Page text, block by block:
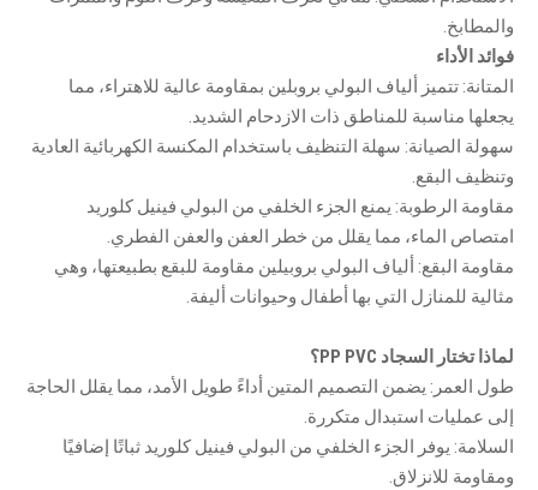
والمطابخ.
فوائد الأداء
المتانة: تتميز ألياف البولي بروبلين بمقاومة عالية للاهتراء، مما
يجعلها مناسبة للمناطق ذات الازدحام الشديد.
سهولة الصيانة: سهلة التنظيف باستخدام المكنسة الكهربائية العادية
وتنظيف البقع.
مقاومة الرطوبة: يمنع الجزء الخلفي من البولي فينيل كلوريد
امتصاص الماء، مما يقلل من خطر العفن والعفن الفطري.
مقاومة البقع: ألياف البولي بروبيلين مقاومة للبقع بطبيعتها، وهي
مثالية للمنازل التي بها أطفال وحيوانات أليفة.
لماذا تختار السجاد PP PVC؟
طول العمر: يضمن التصميم المتين أداءً طويل الأمد، مما يقلل الحاجة
إلى عمليات استبدال متكررة.
السلامة: يوفر الجزء الخلفي من البولي فينيل كلوريد ثباتًا إضافيًا
ومقاومة للانزلاق.